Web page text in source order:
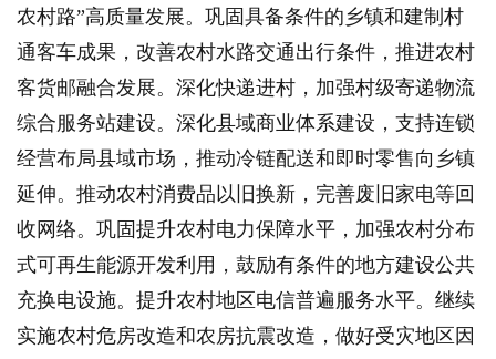
农村路”高质量发展。巩固具备条件的乡镇和建制村
通客车成果，改善农村水路交通出行条件，推进农村
客货邮融合发展。深化快递进村，加强村级寄递物流
综合服务站建设。深化县域商业体系建设，支持连锁
经营布局县域市场，推动冷链配送和即时零售向乡镇
延伸。推动农村消费品以旧换新，完善废旧家电等回
收网络。巩固提升农村电力保障水平，加强农村分布
式可再生能源开发利用，鼓励有条件的地方建设公共
充换电设施。提升农村地区电信普遍服务水平。继续
实施农村危房改造和农房抗震改造，做好受灾地区因